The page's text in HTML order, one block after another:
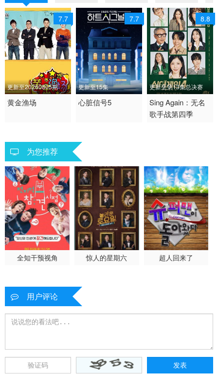
7.7
更新至20260805期
2007 / 韩国 / 韩语
黄金渔场
7.7
更新至15集
2026 / 韩国 / 韩语
心脏信号5
8.8
更新至第13集总决赛
2025 / 韩国 / 韩语
日韩综艺
Sing Again：无名
歌手战第四季
为您推荐
全知干预视角 惊人的星期六 超人回来了
用户评论